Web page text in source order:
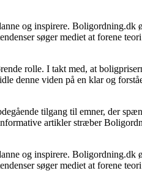
og inspirere. Boligordning.dk
søger mediet at forene
rolle. I takt med, at
denne viden på en klar og
tilgang til emner, der
artikler stræber
og inspirere. Boligordning.dk
søger mediet at forene